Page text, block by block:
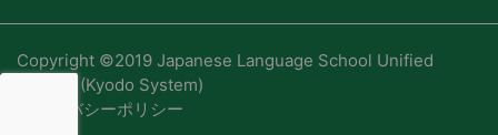
Copyright ©2019 Japanese Language School Unified
System (Kyodo System)
プライバシーポリシー